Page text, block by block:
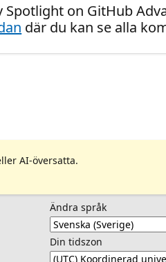
on GitHub
där du kan se alla
AI-översatta.
Ändra språk
Din tidszon